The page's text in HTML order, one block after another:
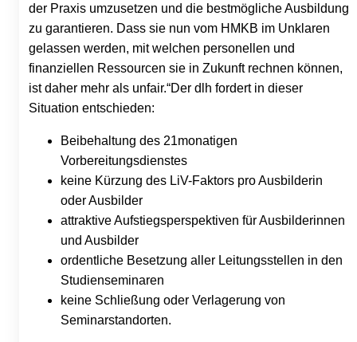
der Praxis umzusetzen und die bestmögliche Ausbildung
zu garantieren. Dass sie nun vom HMKB im Unklaren
gelassen werden, mit welchen personellen und
finanziellen Ressourcen sie in Zukunft rechnen können,
ist daher mehr als unfair.“Der dlh fordert in dieser
Situation entschieden:
Beibehaltung des 21monatigen
Vorbereitungsdienstes
keine Kürzung des LiV-Faktors pro Ausbilderin
oder Ausbilder
attraktive Aufstiegsperspektiven für Ausbilderinnen
und Ausbilder
ordentliche Besetzung aller Leitungsstellen in den
Studienseminaren
keine Schließung oder Verlagerung von
Seminarstandorten.